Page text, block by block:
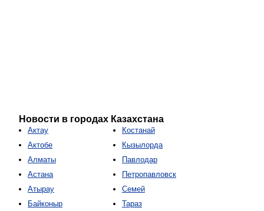
Новости в городах Казахстана
Актау
Актобе
Алматы
Астана
Атырау
Байконыр
Костанай
Кызылорда
Павлодар
Петропавловск
Семей
Тараз